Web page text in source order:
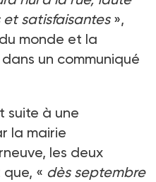
et satisfaisantes»,
monde et la
un communiqué
suite à une
la mairie
les deux
« dès septembre